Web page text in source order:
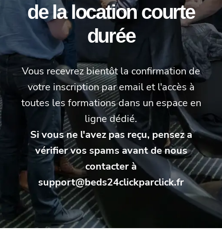
de la location courte
durée
Vous recevrez bientôt la confirmation de
votre inscription par email et l'accès à
toutes les formations dans un espace en
ligne dédié.
Si vous ne l'avez pas reçu, pensez a
vérifier vos spams avant de nous
contacter à
support@beds24clickparclick.fr